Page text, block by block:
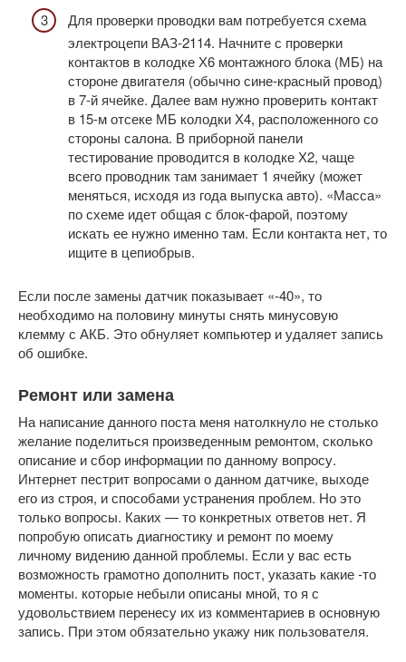
Для проверки проводки вам потребуется схема
электроцепи ВАЗ-2114. Начните с проверки
контактов в колодке Х6 монтажного блока (МБ) на
стороне двигателя (обычно сине-красный провод)
в 7-й ячейке. Далее вам нужно проверить контакт
в 15-м отсеке МБ колодки Х4, расположенного со
стороны салона. В приборной панели
тестирование проводится в колодке Х2, чаще
всего проводник там занимает 1 ячейку (может
меняться, исходя из года выпуска авто). «Масса»
по схеме идет общая с блок-фарой, поэтому
искать ее нужно именно там. Если контакта нет, то
ищите в цепиобрыв.
Если после замены датчик показывает «-40», то
необходимо на половину минуты снять минусовую
клемму с АКБ. Это обнуляет компьютер и удаляет запись
об ошибке.
Ремонт или замена
На написание данного поста меня натолкнуло не столько
желание поделиться произведенным ремонтом, сколько
описание и сбор информации по данному вопросу.
Интернет пестрит вопросами о данном датчике, выходе
его из строя, и способами устранения проблем. Но это
только вопросы. Каких — то конкретных ответов нет. Я
попробую описать диагностику и ремонт по моему
личному видению данной проблемы. Если у вас есть
возможность грамотно дополнить пост, указать какие -то
моменты. которые небыли описаны мной, то я с
удовольствием перенесу их из комментариев в основную
запись. При этом обязательно укажу ник пользователя.